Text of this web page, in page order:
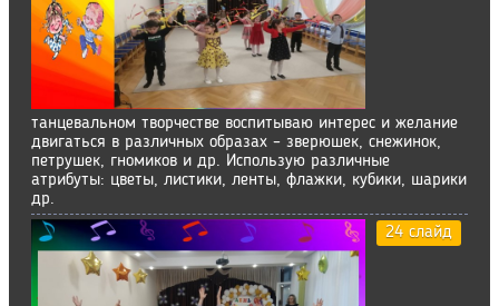
танцевальном творчестве воспитываю интерес и желание
двигаться в различных образах – зверюшек, снежинок,
петрушек, гномиков и др. Использую различные
атрибуты: цветы, листики, ленты, флажки, кубики, шарики
др.
24 слайд